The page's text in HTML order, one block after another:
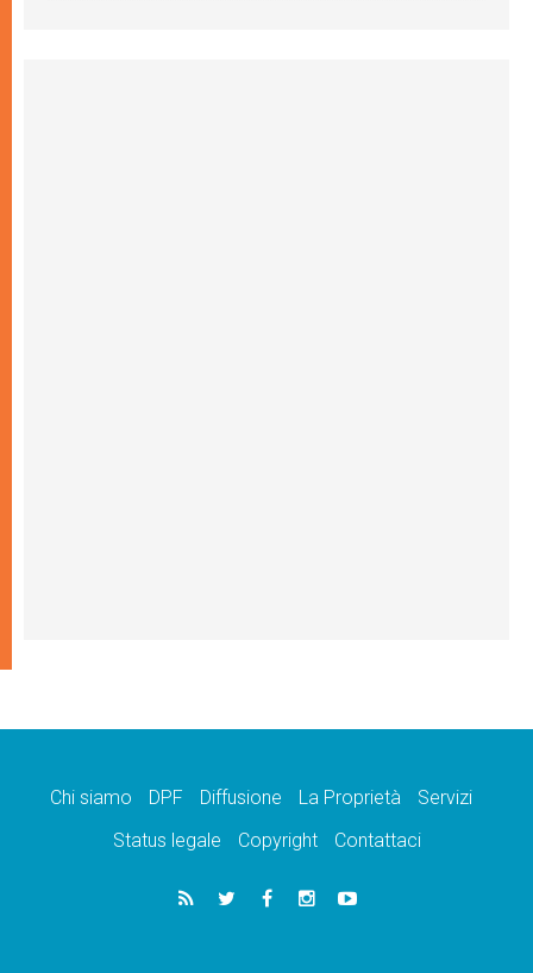
Chi siamo DPF Diffusione La Proprietà
Servizi
Status legale
Copyright Contattaci